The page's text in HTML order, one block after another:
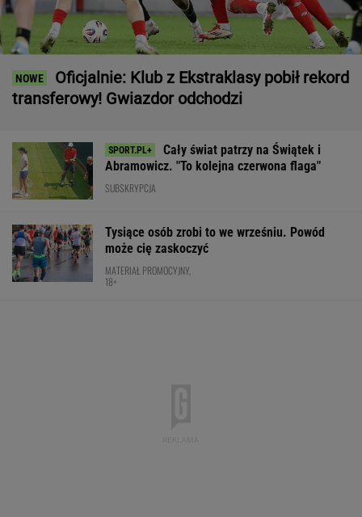
Oficjalnie: Klub z Ekstraklasy pobił rekord
transferowy! Gwiazdor odchodzi
Cały świat patrzy na Świątek i
Abramowicz. "To kolejna czerwona flaga"
SUBSKRYPCJA
Tysiące osób zrobi to we wrześniu. Powód
może cię zaskoczyć
MATERIAŁ PROMOCYJNY,
18+